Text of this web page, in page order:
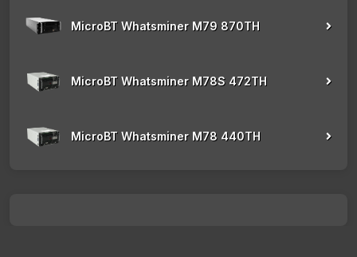
MicroBT Whatsminer M79 870TH
MicroBT Whatsminer M78S 472TH
MicroBT Whatsminer M78 440TH